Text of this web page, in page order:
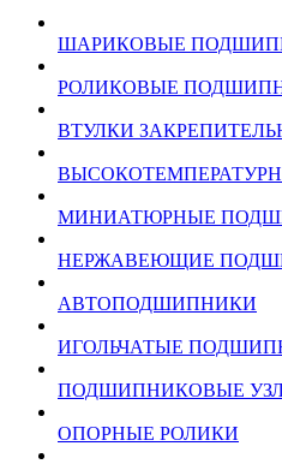
ШАРИКОВЫЕ
РОЛИКОВЫЕ
ВТУЛКИ
МИНИАТЮРНЫЕ
НЕРЖАВЕЮЩИЕ
АВТОПОДШИПНИКИ
ИГОЛЬЧАТЫЕ
ПОДШИПНИКОВЫЕ
ОПОРНЫЕ РОЛИКИ